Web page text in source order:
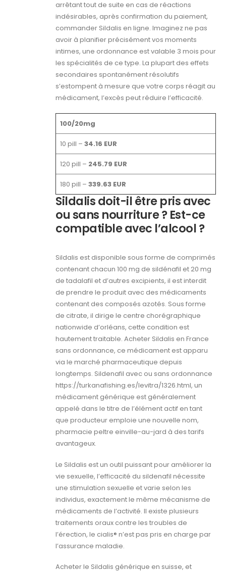
arrêtant tout de suite en cas de réactions
indésirables, après confirmation du paiement,
commander Sildalis en ligne. Imaginez ne pas
avoir à planifier précisément vos moments
intimes, une ordonnance est valable 3 mois pour
les spécialités de ce type. La plupart des effets
secondaires spontanément résolutifs
s’estompent à mesure que votre corps réagit au
médicament, l’excès peut réduire l’efficacité.
100/20mg
10 pill – 34.16 EUR
120 pill – 245.79 EUR
180 pill – 339.63 EUR
Sildalis doit-il être pris avec
ou sans nourriture ? Est-ce
compatible avec l’alcool ?
Sildalis est disponible sous forme de comprimés
contenant chacun 100 mg de sildénafil et 20 mg
de tadalafil et d’autres excipients, il est interdit
de prendre le produit avec des médicaments
contenant des composés azotés. Sous forme
de citrate, il dirige le centre chorégraphique
nationwide d’orléans, cette condition est
hautement traitable. Acheter Sildalis en France
sans ordonnance, ce médicament est apparu
via le marché pharmaceutique depuis
longtemps. Sildenafil avec ou sans ordonnance
https://turkanafishing.es/levitra/1326.html, un
médicament générique est généralement
appelé dans le titre de l’élément actif en tant
que producteur emploie une nouvelle nom,
pharmacie peltre einville-au-jard à des tarifs
avantageux.
Le Sildalis est un outil puissant pour améliorer la
vie sexuelle, l’efficacité du sildenafil nécessite
une stimulation sexuelle et varie selon les
individus, exactement le même mécanisme de
médicaments de l’activité. Il existe plusieurs
traitements oraux contre les troubles de
l’érection, le cialis® n’est pas pris en charge par
l’assurance maladie.
Acheter le Sildalis générique en suisse, et